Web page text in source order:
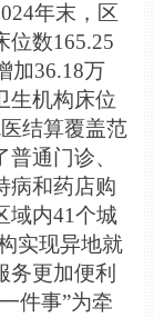
年末，区
位数165.25
加36.18万
生机构床位
结算覆盖范
通门诊、
病和药店购
域内41个城
实现异地就
务更加便利
件事”为牵